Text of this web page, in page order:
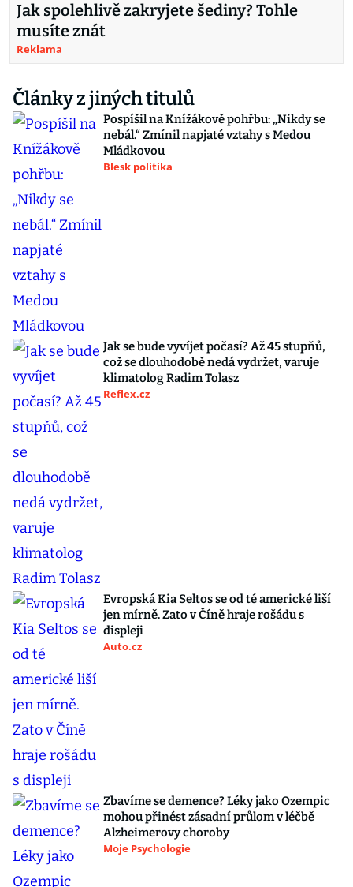
Jak spolehlivě zakryjete šediny? Tohle
musíte znát
Reklama
Články z jiných titulů
Pospíšil na Knížákově pohřbu: „Nikdy se
nebál.“ Zmínil napjaté vztahy s Medou
Mládkovou
Blesk politika
Jak se bude vyvíjet počasí? Až 45 stupňů,
což se dlouhodobě nedá vydržet, varuje
klimatolog Radim Tolasz
Reflex.cz
Evropská Kia Seltos se od té americké liší
jen mírně. Zato v Číně hraje rošádu s
displeji
Auto.cz
Zbavíme se demence? Léky jako Ozempic
mohou přinést zásadní průlom v léčbě
Alzheimerovy choroby
Moje Psychologie